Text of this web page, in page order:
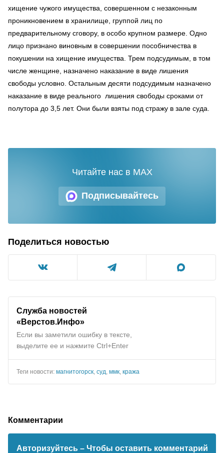
хищение чужого имущества, совершенном с незаконным
проникновением в хранилище, группой лиц по
предварительному сговору, в особо крупном размере. Одно
лицо признано виновным в совершении пособничества в
покушении на хищение имущества. Трем подсудимым, в том
числе женщине, назначено наказание в виде лишения
свободы условно. Остальным десяти подсудимым назначено
наказание в виде реального лишения свободы сроками от
полутора до 3,5 лет. Они были взяты под стражу в зале суда.
Подписывайтесь
Читайте нас в MAX
Поделиться новостью
Служба новостей
«Верстов.Инфо»
Если вы заметили ошибку в тексте,
выделите ее и нажмите Ctrl+Enter
Теги новости: магнитогорск суд ммк кража
Комментарии
Авторизуйтесь – Чтобы оставить комментарий